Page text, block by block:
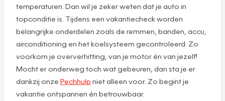
temperaturen. Dan wil je zeker weten dat je auto in
topconditie is. Tijdens een vakantiecheck worden
belangrijke onderdelen zoals de remmen, banden, accu,
airconditioning en het koelsysteem gecontroleerd. Zo
voorkom je oververhitting, van je motor én van jezelf!
Mocht er onderweg toch wat gebeuren, dan sta je er
dankzij onze Pechhulp niet alleen voor. Zo begint je
vakantie ontspannen én betrouwbaar.